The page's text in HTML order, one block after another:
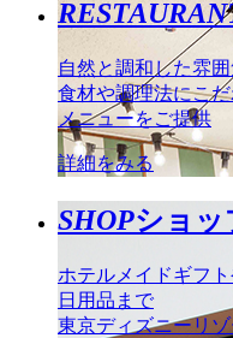
自然と調和した雰
食材や調理法にこ
メニューをご提供
詳細をみる
SHOPショッ
ホテルメイドギフ
日用品まで
東京ディズニーリ